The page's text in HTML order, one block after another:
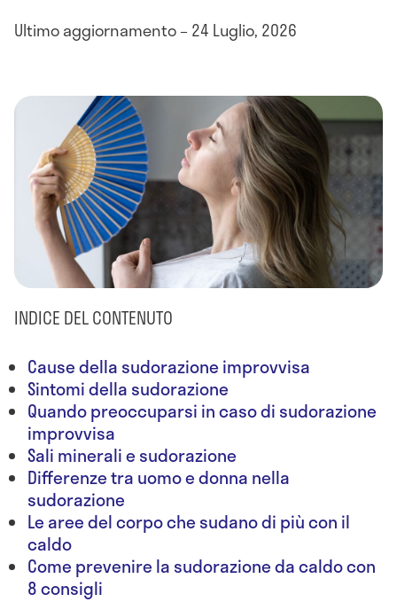
Ultimo aggiornamento – 24 Luglio, 2026
INDICE DEL CONTENUTO
Cause della sudorazione improvvisa
Sintomi della sudorazione
Quando preoccuparsi in caso di sudorazione
improvvisa
Sali minerali e sudorazione
Differenze tra uomo e donna nella
sudorazione
Le aree del corpo che sudano di più con il
caldo
Come prevenire la sudorazione da caldo con
8 consigli